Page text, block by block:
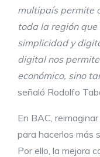
multipaís permite
toda la región
simplicidad y
digital nos
económico, sino
señaló Rodolfo
En BAC,
para hacerlos más
Por ello, la mejora